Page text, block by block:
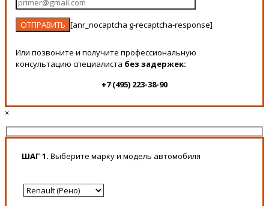
[anr_nocaptcha g-recaptcha-response]
Или позвоните и получите профессиональную
консультацию специалиста без задержек:
+7 (495) 223-38-90
×
ШАГ 1. Выберите марку и модель автомобиля